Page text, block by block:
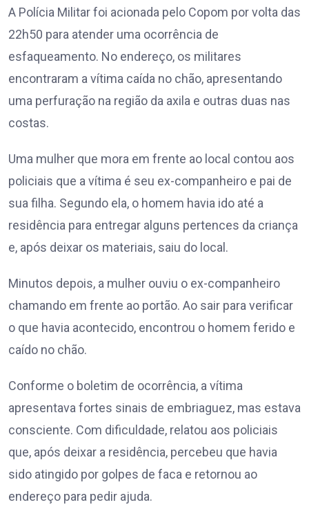
A Polícia Militar foi acionada pelo Copom por volta das
22h50 para atender uma ocorrência de
esfaqueamento. No endereço, os militares
encontraram a vítima caída no chão, apresentando
uma perfuração na região da axila e outras duas nas
costas.
Uma mulher que mora em frente ao local contou aos
policiais que a vítima é seu ex-companheiro e pai de
sua filha. Segundo ela, o homem havia ido até a
residência para entregar alguns pertences da criança
e, após deixar os materiais, saiu do local.
Minutos depois, a mulher ouviu o ex-companheiro
chamando em frente ao portão. Ao sair para verificar
o que havia acontecido, encontrou o homem ferido e
caído no chão.
Conforme o boletim de ocorrência, a vítima
apresentava fortes sinais de embriaguez, mas estava
consciente. Com dificuldade, relatou aos policiais
que, após deixar a residência, percebeu que havia
sido atingido por golpes de faca e retornou ao
endereço para pedir ajuda.